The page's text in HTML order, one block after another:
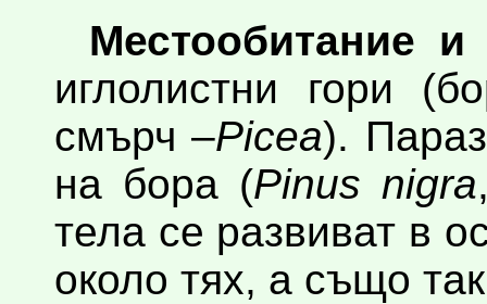
Местообитание и
иглолистни гори
смърч –Picea).
на бора (Pinus nigra
тела се развиват в
около тях, а също